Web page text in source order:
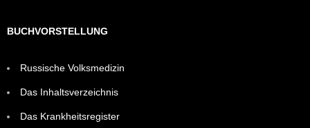
BUCHVORSTELLUNG
Russische Volksmedizin
Das Inhaltsverzeichnis
Das Krankheitsregister